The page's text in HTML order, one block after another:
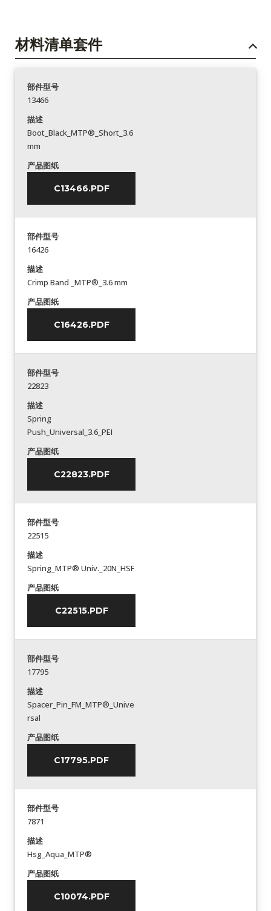
材料清单套件
部件型号
13466
描述
Boot_Black_MTP®_Short_3.6
mm
产品图纸
C13466.PDF
部件型号
16426
描述
Crimp Band _MTP®_3.6 mm
产品图纸
C16426.PDF
部件型号
22823
描述
Spring
Push_Universal_3.6_PEI
产品图纸
C22823.PDF
部件型号
22515
描述
Spring_MTP® Univ._20N_HSF
产品图纸
C22515.PDF
部件型号
17795
描述
Spacer_Pin_FM_MTP®_Unive
rsal
产品图纸
C17795.PDF
部件型号
7871
描述
Hsg_Aqua_MTP®
产品图纸
C10074.PDF